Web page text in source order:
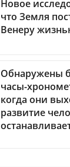
Новое
что Земля
Венеру
Обнаружены
часы-
когда они
развитие